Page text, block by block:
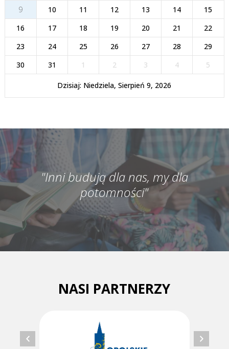
9
10 11 12 13 14
15
16
17 18 19 20 21
22
23
24 25 26 27 28
29
30
31 1 2 3 4 5
Dzisiaj: Niedziela, Sierpień 9, 2026
"Inni budują dla nas, my dla
potomności"
NASI PARTNERZY